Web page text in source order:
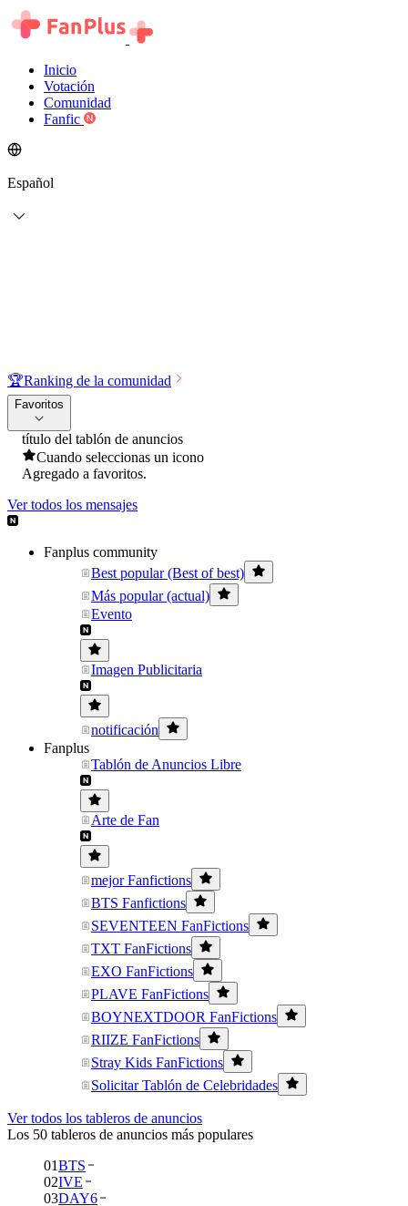
Inicio
Votación
Comunidad
Fanfic
Español
🏆Ranking de la comunidad
Favoritos
título del tablón de anuncios
Cuando seleccionas un icono
Agregado a favoritos.
Ver todos los mensajes
Fanplus community
Best popular (Best of best)
Más popular (actual)
Evento
Imagen Publicitaria
notificación
Fanplus
Tablón de Anuncios Libre
Arte de Fan
mejor Fanfictions
BTS Fanfictions
SEVENTEEN FanFictions
TXT FanFictions
EXO FanFictions
PLAVE FanFictions
BOYNEXTDOOR FanFictions
RIIZE FanFictions
Stray Kids FanFictions
Solicitar Tablón de Celebridades
Ver todos los tableros de anuncios
Los 50 tableros de anuncios más populares
01BTS
02IVE
03DAY6